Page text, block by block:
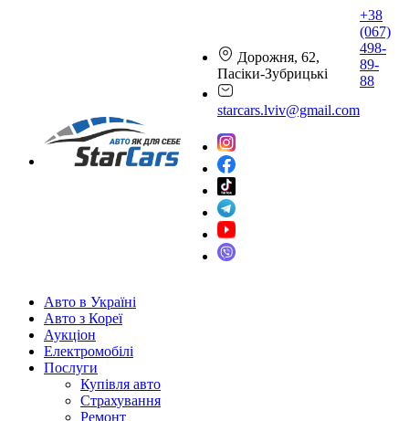
Дорожня, 62,
Пасіки-Зубрицькі
starcars.lviv@gmail.com
+38
(067)
498-
89-
88
Авто в Україні
Авто з Кореї
Аукціон
Електромобілі
Послуги
Купівля авто
Страхування
Ремонт